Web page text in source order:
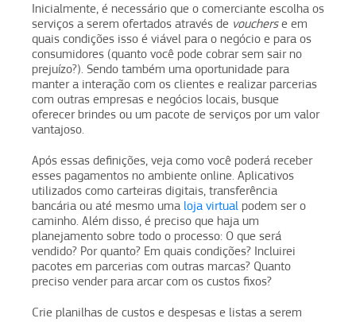
Inicialmente, é necessário que o comerciante escolha os
serviços a serem ofertados através de voucherse em
quais condições isso é viável para o negócio e para os
consumidores (quanto você pode cobrar sem sair no
prejuízo?). Sendo também uma oportunidade para
manter a interação com os clientes e realizar parcerias
com outras empresas e negócios locais, busque
oferecer brindes ou um pacote de serviços por um valor
vantajoso.
Após essas definições, veja como você poderá receber
esses pagamentos no ambiente online. Aplicativos
utilizados como carteiras digitais, transferência
bancária ou até mesmo uma loja virtual podem ser o
caminho. Além disso, é preciso que haja um
planejamento sobre todo o processo: O que será
vendido? Por quanto? Em quais condições? Incluirei
pacotes em parcerias com outras marcas? Quanto
preciso vender para arcar com os custos fixos?
Crie planilhas de custos e despesas e listas a serem